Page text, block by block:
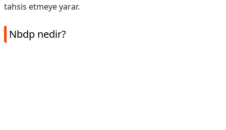
tahsis etmeye yarar.
Nbdp nedir?